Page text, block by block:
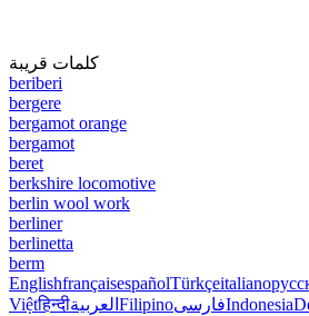
كلمات قريبة
beriberi
bergere
bergamot orange
bergamot
beret
berkshire locomotive
berlin wool work
berliner
berlinetta
berm
EnglishfrançaisespañolTürkçeitaliano
Việtहिन्दीالعربية FilipinoفارسیIndonesia